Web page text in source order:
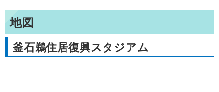
地図
釜石鵜住居復興スタジアム